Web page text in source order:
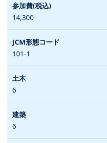
14,300
101-1
6
6